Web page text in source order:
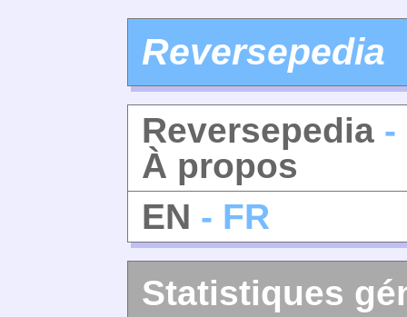
Reversepedia
Reversepedia -
À propos
EN - FR
Statistiques